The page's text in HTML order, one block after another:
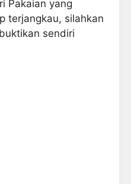
Pakaian yang
terjangkau, silahkan
sendiri